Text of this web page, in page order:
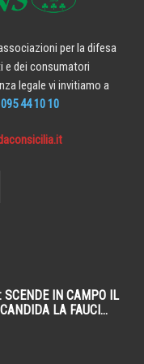
per la difesa
e dei consumatori
legale vi invitiamo a
095 44 10 10
SCENDE IN CAMPO IL
LA FAUCI...